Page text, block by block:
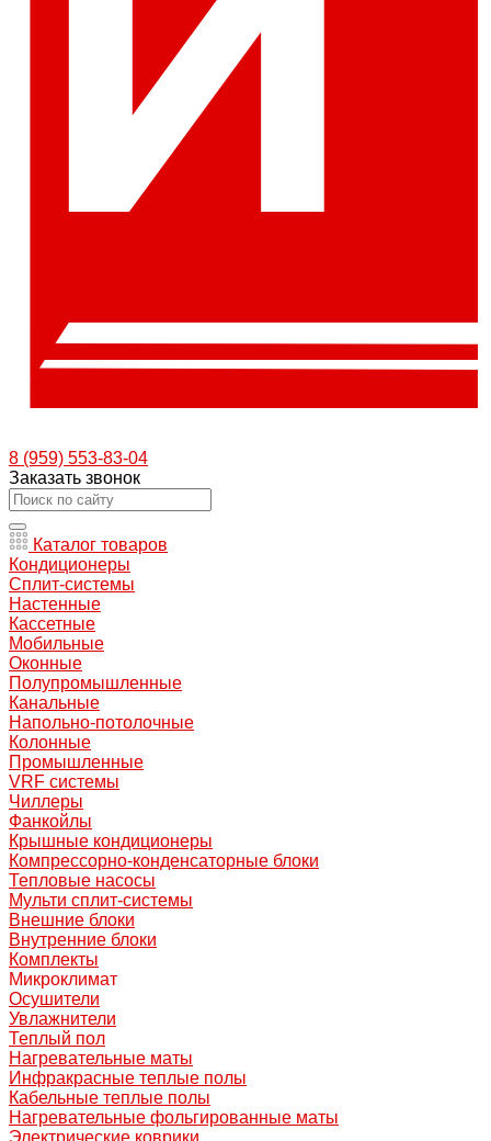
8 (959) 553-83-04
Заказать звонок
Каталог товаров
Кондиционеры
Сплит-системы
Настенные
Кассетные
Мобильные
Оконные
Полупромышленные
Канальные
Напольно-потолочные
Колонные
Промышленные
VRF системы
Чиллеры
Фанкойлы
Крышные кондиционеры
Компрессорно-конденсаторные блоки
Тепловые насосы
Мульти сплит-системы
Внешние блоки
Внутренние блоки
Комплекты
Микроклимат
Осушители
Увлажнители
Теплый пол
Нагревательные маты
Инфракрасные теплые полы
Кабельные теплые полы
Нагревательные фольгированные маты
Электрические коврики